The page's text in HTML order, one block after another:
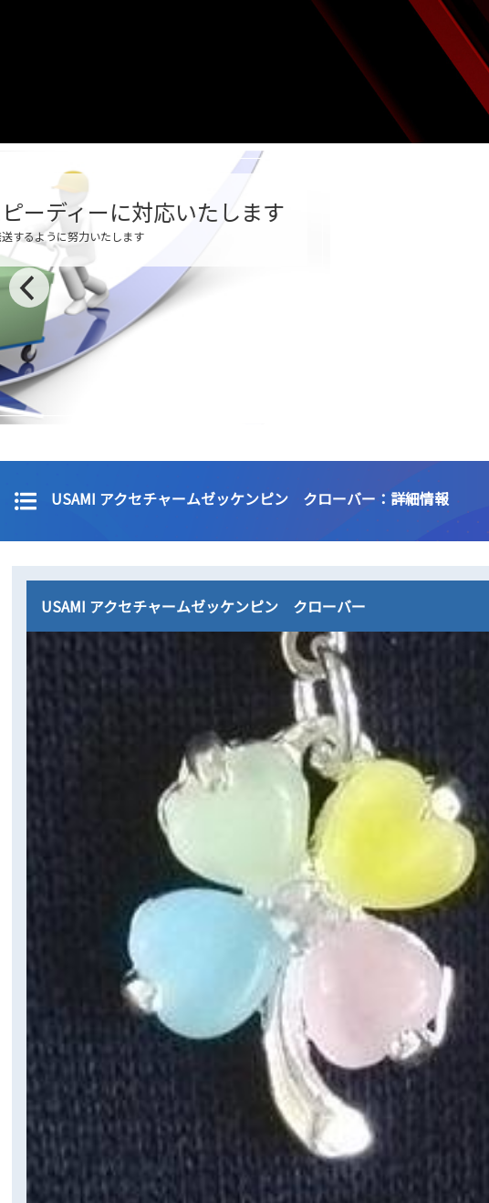
ーディーに対応いたします
するように努力いたします
USAMI アクセチャームゼッケンピン クローバー：詳細情報
USAMI アクセチャームゼッケンピン クローバー